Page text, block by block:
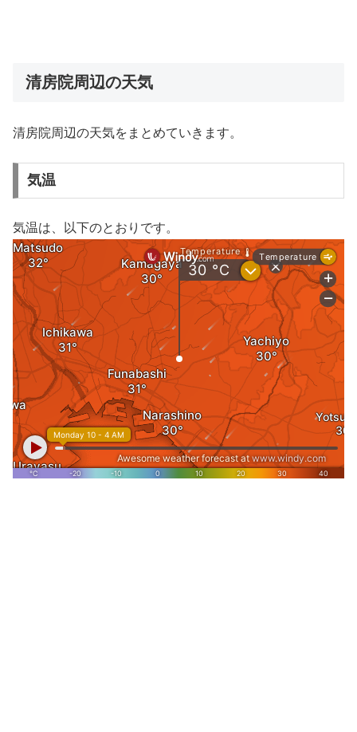
清房院周辺の天気
清房院周辺の天気をまとめていきます。
気温
気温は、以下のとおりです。